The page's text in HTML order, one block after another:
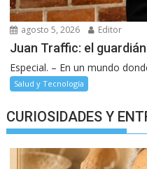
agosto 5, 2026 Editor
Juan Traffic: el
Especial. – En un mundo
Salud y Tecnología
CURIOSIDADES Y